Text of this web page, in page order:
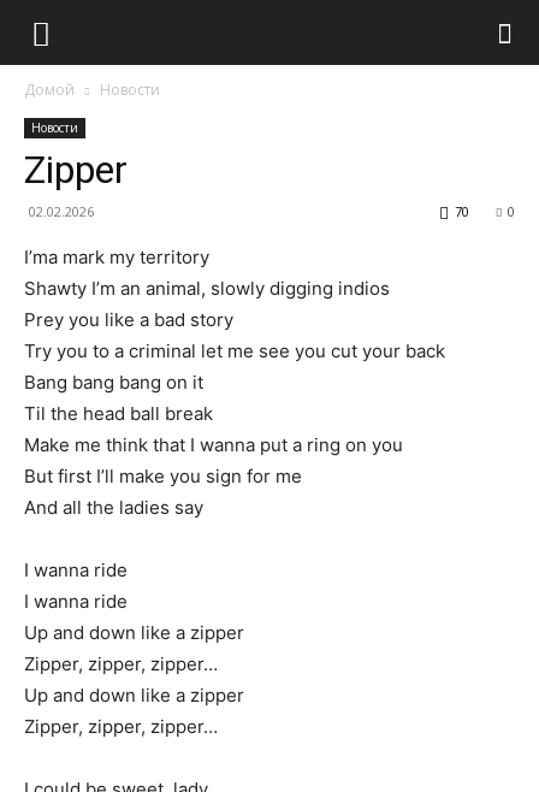
Домой Новости
Новости
Zipper
02.02.2026 0
70
I’ma mark my territory
Shawty I’m an animal, slowly digging indios
Prey you like a bad story
Try you to a criminal let me see you cut your back
Bang bang bang on it
Til the head ball break
Make me think that I wanna put a ring on you
But first I’ll make you sign for me
And all the ladies say
I wanna ride
I wanna ride
Up and down like a zipper
Zipper, zipper, zipper…
Up and down like a zipper
Zipper, zipper, zipper…